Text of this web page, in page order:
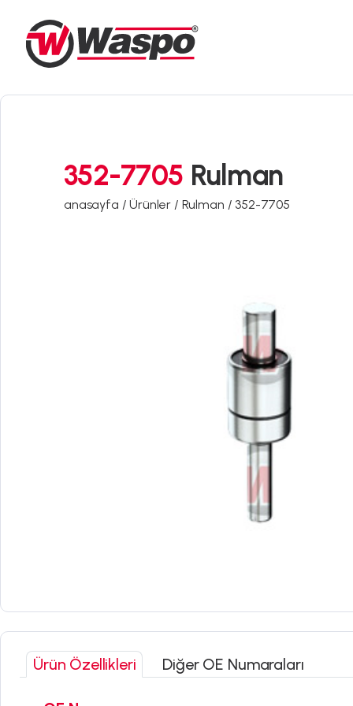
352-7705 Rulman
anasayfa /Ürünler / Rulman / 352-7705
Ürün Özellikleri Diğer OE Numaraları